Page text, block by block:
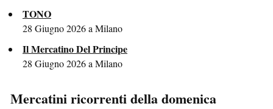
TONO
28 Giugno 2026 a Milano
Il Mercatino Del Principe
28 Giugno 2026 a Milano
Mercatini ricorrenti della domenica